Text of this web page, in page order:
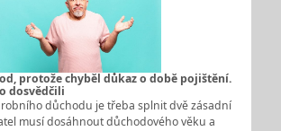
protože chyběl důkaz o době pojištění.
dosvědčili
důchodu je třeba splnit dvě zásadní
musí dosáhnout důchodového věku a